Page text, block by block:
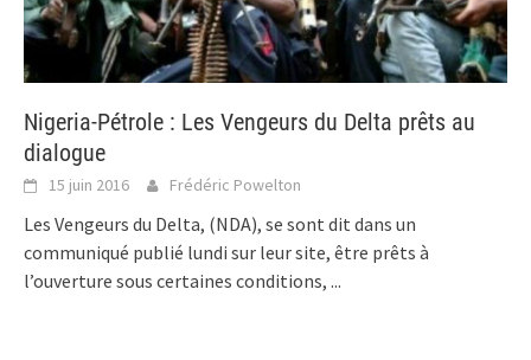
Nigeria-Pétrole : Les Vengeurs du Delta prêts au
dialogue
15 juin 2016 Frédéric Powelton
Les Vengeurs du Delta, (NDA), se sont dit dans un
communiqué publié lundi sur leur site, être prêts à
l’ouverture sous certaines conditions, ...